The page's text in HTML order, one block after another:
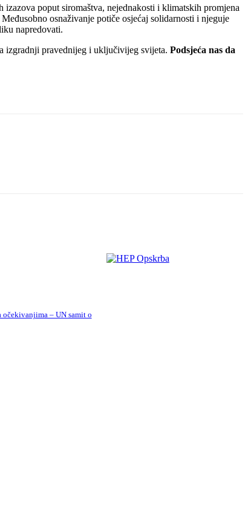
poput siromaštva, nejednakosti i klimatskih promjena
osnaživanje potiče osjećaj solidarnosti i njeguje
napredovati.
izgradnji pravednijeg i uključivijeg svijeta. Podsjeća nas da
očekivanjima – UN samit o